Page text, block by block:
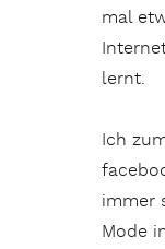
mal
lernt.
Ich
immer
Mode